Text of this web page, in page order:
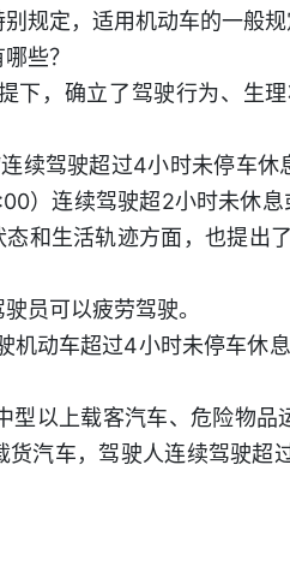
规定，适用机动车的一般规
些？
下，确立了驾驶行为、生
续驾驶超过4小时未停车休
）连续驾驶超2小时未休
和生活轨迹方面，也提出
员可以疲劳驾驶。
动车超过4小时未停车休
以上载客汽车、危险物
汽车，驾驶人连续驾驶超